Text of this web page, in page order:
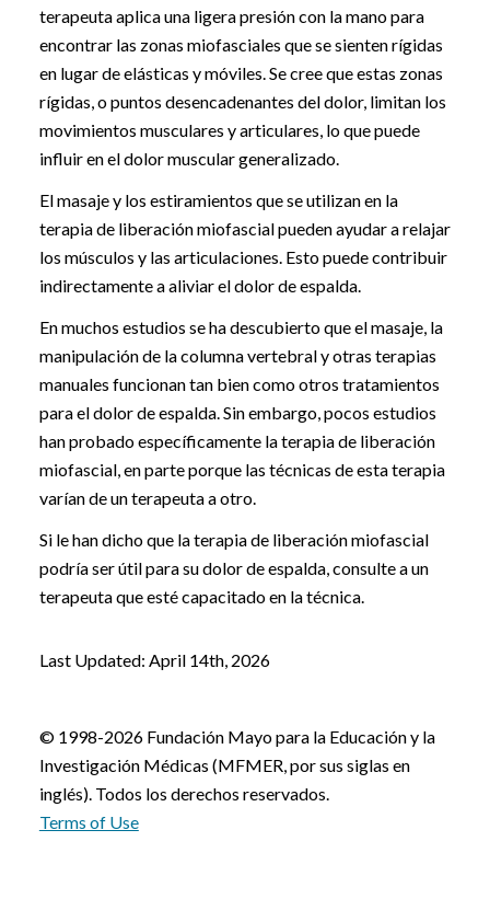
terapeuta aplica una ligera presión con la mano para
encontrar las zonas miofasciales que se sienten rígidas
en lugar de elásticas y móviles. Se cree que estas zonas
rígidas, o puntos desencadenantes del dolor, limitan los
movimientos musculares y articulares, lo que puede
influir en el dolor muscular generalizado.
El masaje y los estiramientos que se utilizan en la
terapia de liberación miofascial pueden ayudar a relajar
los músculos y las articulaciones. Esto puede contribuir
indirectamente a aliviar el dolor de espalda.
En muchos estudios se ha descubierto que el masaje, la
manipulación de la columna vertebral y otras terapias
manuales funcionan tan bien como otros tratamientos
para el dolor de espalda. Sin embargo, pocos estudios
han probado específicamente la terapia de liberación
miofascial, en parte porque las técnicas de esta terapia
varían de un terapeuta a otro.
Si le han dicho que la terapia de liberación miofascial
podría ser útil para su dolor de espalda, consulte a un
terapeuta que esté capacitado en la técnica.
Last Updated: April 14th, 2026
© 1998-2026 Fundación Mayo para la Educación y la
Investigación Médicas (MFMER, por sus siglas en
inglés). Todos los derechos reservados.
Terms of Use